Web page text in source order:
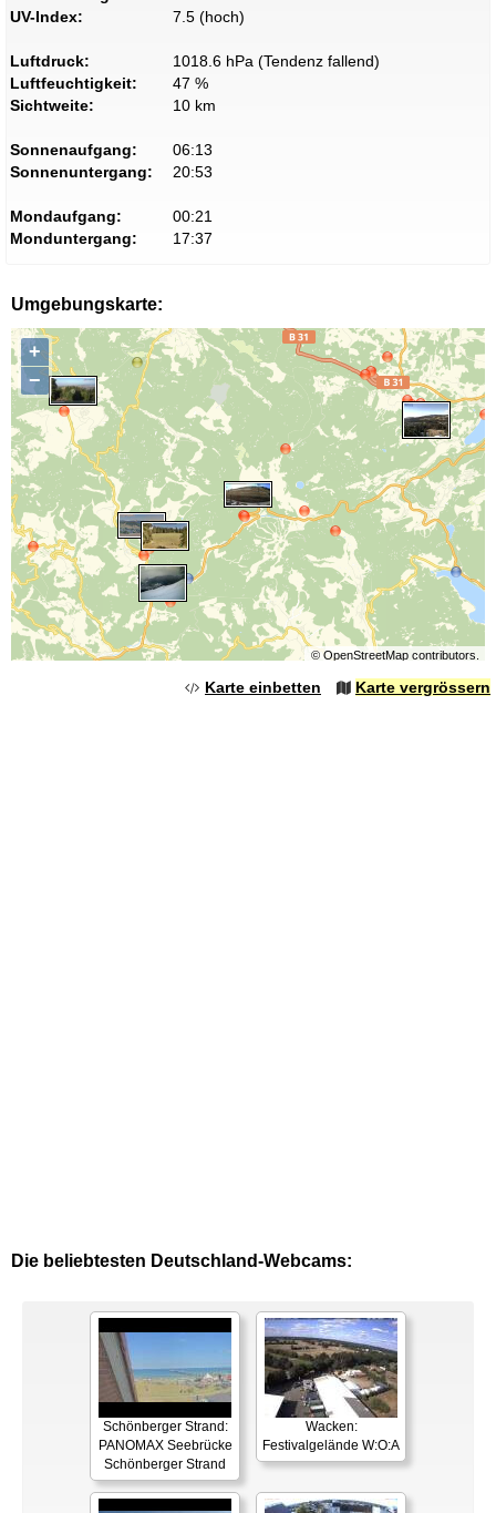
UV-Index:
7.5 (hoch)
Luftdruck:
1018.6 hPa (Tendenz fallend)
Luftfeuchtigkeit:
47 %
Sichtweite:
10 km
Sonnenaufgang:
06:13
Sonnenuntergang:
20:53
Mondaufgang:
00:21
Monduntergang:
17:37
Umgebungskarte:
+
−
© OpenStreetMapcontributors.
Karte einbetten Karte vergrössern
Die beliebtesten Deutschland-Webcams:
Schönberger Strand:
PANOMAX Seebrücke
Schönberger Strand
Wacken:
Festivalgelände W:O:A